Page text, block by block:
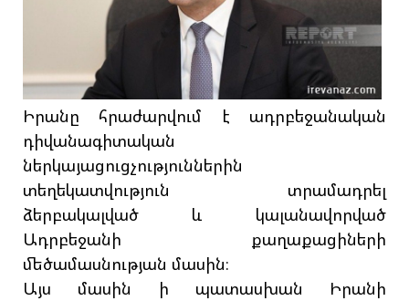
Իրանը հրաժարվում է ադրբեջանական
դիվանագիտական
ներկայացուցչություններին
տեղեկատվություն տրամադրել
ձերբակալված և կալանավորված
Ադրբեջանի քաղաքացիների
մեծամասնության մասին։
Այս մասին ի պատասխան Իրանի